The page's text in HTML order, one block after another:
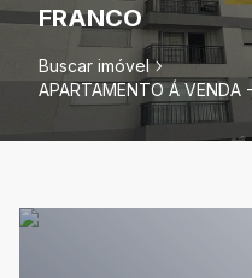
FRANCO
Buscar imóvel
APARTAMENTO Á VENDA